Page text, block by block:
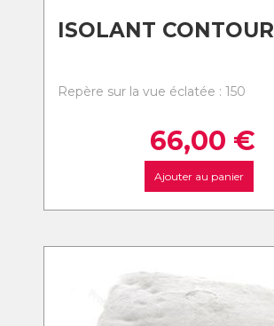
ISOLANT CONTOUR
Repère sur la vue éclatée : 150
66,00 €
Ajouter au panier